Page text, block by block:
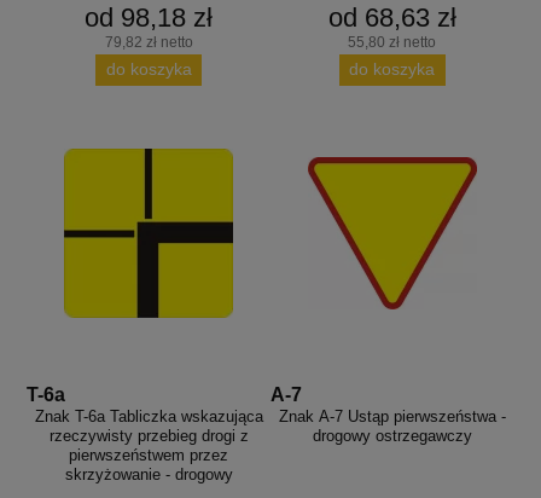
od 98,18 zł
79,82 zł netto
do koszyka
od 68,63 zł
55,80 zł netto
do koszyka
T-6a
Znak T-6a Tabliczka wskazująca
rzeczywisty przebieg drogi z
pierwszeństwem przez
skrzyżowanie - drogowy
A-7
Znak A-7 Ustąp pierwszeństwa -
drogowy ostrzegawczy